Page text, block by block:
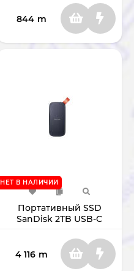
844 m
Портативный SSD
SanDisk 2TB USB-C
НЕТ В НАЛИЧИИ
4 116 m